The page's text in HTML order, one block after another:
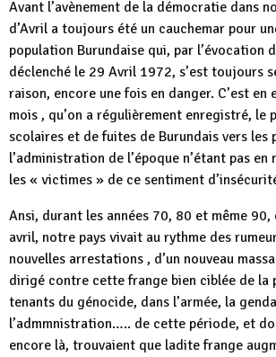
Avant l’avènement de la démocratie dans
d’Avril a toujours été un cauchemar pour
population Burundaise qui, par l’évocation
déclenché le 29 Avril 1972, s’est toujours
raison, encore une fois en danger. C’est
mois , qu’on a régulièrement enregistré, le
scolaires et de fuites de Burundais vers les
l’administration de l’époque n’étant pas en
les « victimes » de ce sentiment
Ansi, durant les années 70, 80 et même 90,
avril, notre pays vivait au rythme des
nouvelles arrestations , d’un nouveau
dirigé contre cette frange bien ciblée de la
tenants du génocide, dans l’armée, la
l’admmnistration….. de cette période, et
encore là, trouvaient que ladite frange